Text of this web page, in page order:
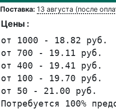
Поставка: 13 августа (после
Цены :
от 1000 - 18.82 руб.
от 700 - 19.11 руб.
от 400 - 19.41 руб.
от 100 - 19.70 руб.
от 50 - 21.00 руб.
Потребуется 100%